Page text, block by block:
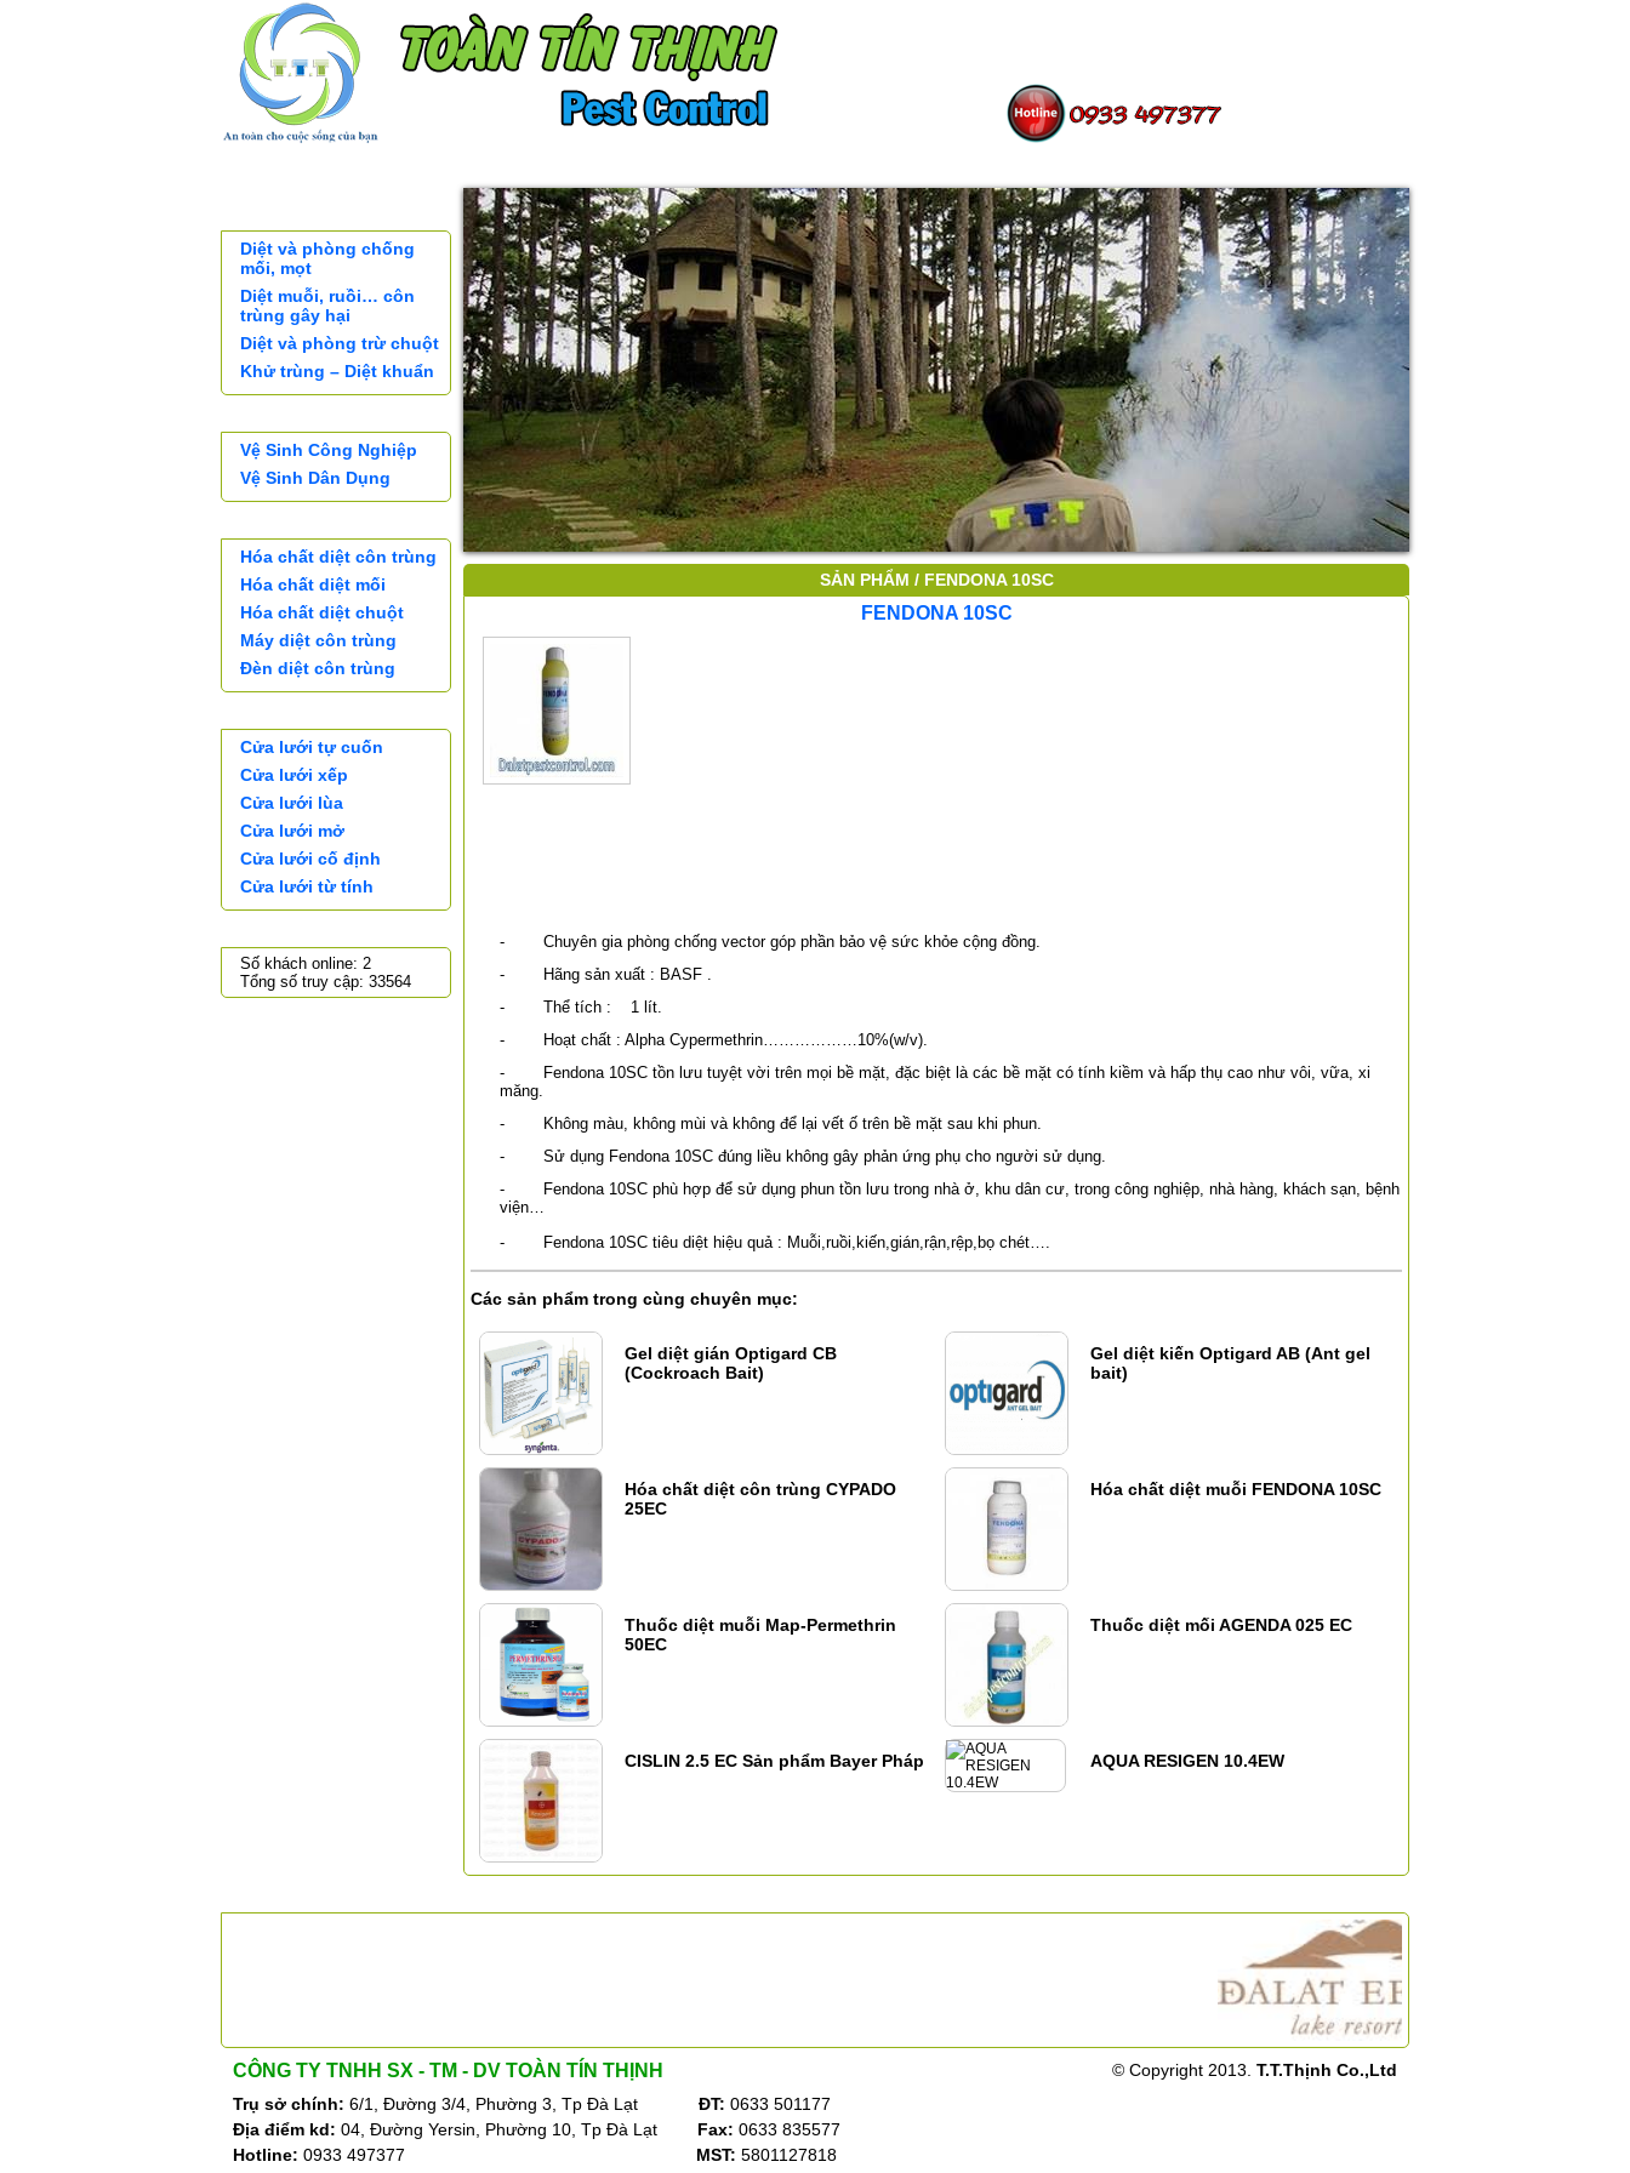
Diệt và phòng chống
mối, mọt
Diệt muỗi, ruồi… côn
trùng gây hại
Diệt và phòng trừ chuột
Khử trùng – Diệt khuẩn
Vệ Sinh Công Nghiệp
Vệ Sinh Dân Dụng
Hóa chất diệt côn trùng
Hóa chất diệt mối
Hóa chất diệt chuột
Máy diệt côn trùng
Đèn diệt côn trùng
Cửa lưới tự cuốn
Cửa lưới xếp
Cửa lưới lùa
Cửa lưới mở
Cửa lưới cố định
Cửa lưới từ tính
Số khách online: 2
Tổng số truy cập: 33564
SẢN PHẨM / FENDONA 10SC
FENDONA 10SC
- Chuyên gia phòng chống vector góp phần bảo vệ sức khỏe cộng đồng.
- Hãng sản xuất : BASF .
- Thể tích : 1 lít.
- Hoạt chất : Alpha Cypermethrin………………10%(w/v).
- Fendona 10SC tồn lưu tuyệt vời trên mọi bề mặt, đặc biệt là các bề mặt có tính kiềm và hấp thụ cao như vôi, vữa, xi
măng.
- Không màu, không mùi và không để lại vết ố trên bề mặt sau khi phun.
- Sử dụng Fendona 10SC đúng liều không gây phản ứng phụ cho người sử dụng.
- Fendona 10SC phù hợp để sử dụng phun tồn lưu trong nhà ở, khu dân cư, trong công nghiệp, nhà hàng, khách sạn, bệnh
viện…
- Fendona 10SC tiêu diệt hiệu quả : Muỗi,ruồi,kiến,gián,rận,rệp,bọ chét….
Các sản phẩm trong cùng chuyên mục:
Gel diệt gián Optigard CB
(Cockroach Bait)
Gel diệt kiến Optigard AB (Ant gel
bait)
Hóa chất diệt côn trùng CYPADO
25EC
Hóa chất diệt muỗi FENDONA 10SC
Thuốc diệt muỗi Map-Permethrin
50EC
Thuốc diệt mối AGENDA 025 EC
CISLIN 2.5 EC Sản phẩm Bayer Pháp AQUA RESIGEN 10.4EW
CÔNG TY TNHH SX - TM - DV TOÀN TÍN THỊNH
Trụ sở chính: 6/1, Đường 3/4, Phường 3, Tp Đà Lạt ĐT: 0633 501177
Địa điểm kd: 04, Đường Yersin, Phường 10, Tp Đà Lạt Fax: 0633 835577
Hotline: 0933 497377 MST: 5801127818
© Copyright 2013. T.T.Thịnh Co.,Ltd